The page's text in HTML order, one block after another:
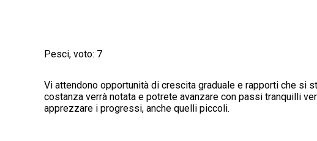
Pesci, voto: 7
Vi attendono opportunità di crescita graduale e rapporti che si
costanza verrà notata e potrete avanzare con passi tranquilli
apprezzare i progressi, anche quelli piccoli.